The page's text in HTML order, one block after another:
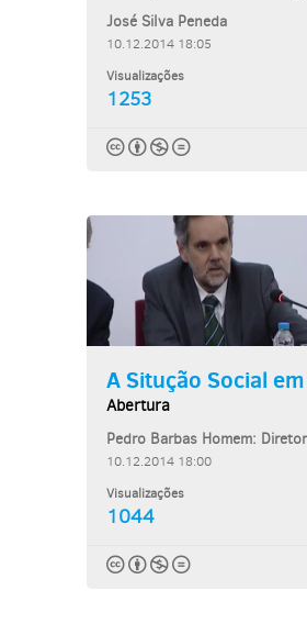
José Silva Peneda
10.12.2014 18:05
Visualizações
1253
Abertura
10.12.2014 18:00
Visualizações
1044